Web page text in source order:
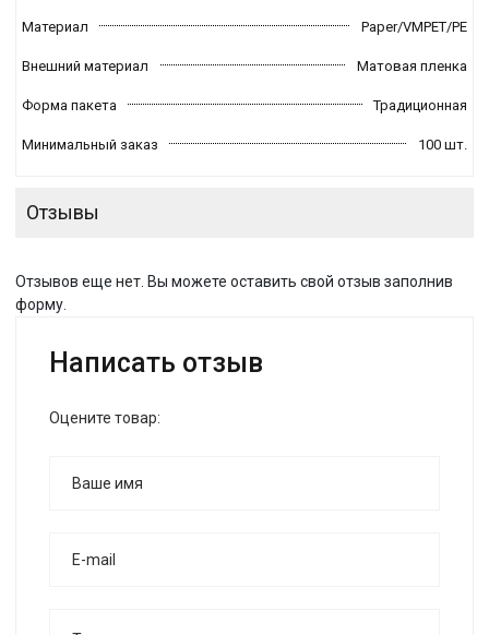
Материал Paper/VMPET/PE
Внешний материал Матовая пленка
Форма пакета Традиционная
Минимальный заказ 100 шт.
Отзывы
Отзывов еще нет. Вы можете оставить свой отзыв заполнив
форму.
Написать отзыв
Оцените товар: